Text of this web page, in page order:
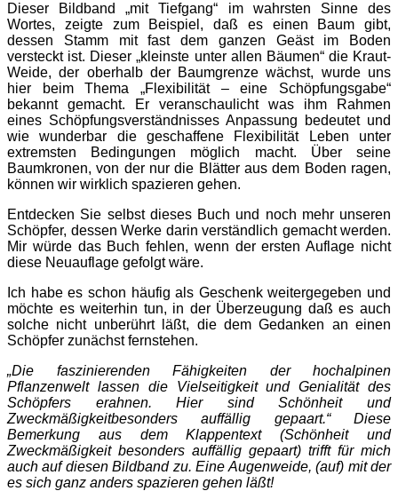
Dieser Bildband „mit Tiefgang“ im wahrsten Sinne des
Wortes, zeigte zum Beispiel, daß es einen Baum gibt,
dessen Stamm mit fast dem ganzen Geäst im Boden
versteckt ist. Dieser „kleinste unter allen Bäumen“ die Kraut-
Weide, der oberhalb der Baumgrenze wächst, wurde uns
hier beim Thema „Flexibilität – eine Schöpfungsgabe“
bekannt gemacht. Er veranschaulicht was ihm Rahmen
eines Schöpfungsverständnisses Anpassung bedeutet und
wie wunderbar die geschaffene Flexibilität Leben unter
extremsten Bedingungen möglich macht. Über seine
Baumkronen, von der nur die Blätter aus dem Boden ragen,
können wir wirklich spazieren gehen.
Entdecken Sie selbst dieses Buch und noch mehr unseren
Schöpfer, dessen Werke darin verständlich gemacht werden.
Mir würde das Buch fehlen, wenn der ersten Auflage nicht
diese Neuauflage gefolgt wäre.
Ich habe es schon häufig als Geschenk weitergegeben und
möchte es weiterhin tun, in der Überzeugung daß es auch
solche nicht unberührt läßt, die dem Gedanken an einen
Schöpfer zunächst fernstehen.
„Die faszinierenden Fähigkeiten der hochalpinen
Pflanzenwelt lassen die Vielseitigkeit und Genialität des
Schöpfers erahnen. Hier sind Schönheit und
Zweckmäßigkeitbesonders auffällig gepaart.“ Diese
Bemerkung aus dem Klappentext (Schönheit und
Zweckmäßigkeit besonders auffällig gepaart) trifft für mich
auch auf diesen Bildband zu. Eine Augenweide, (auf) mit der
es sich ganz anders spazieren gehen läßt!